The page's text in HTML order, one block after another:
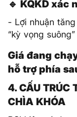
🔹 KQKD xác
- Lợi nhuận
“kỳ vọng suông”
Giá đang
hỗ trợ phía
4. CẤU TRÚC
CHÌA KHÓA